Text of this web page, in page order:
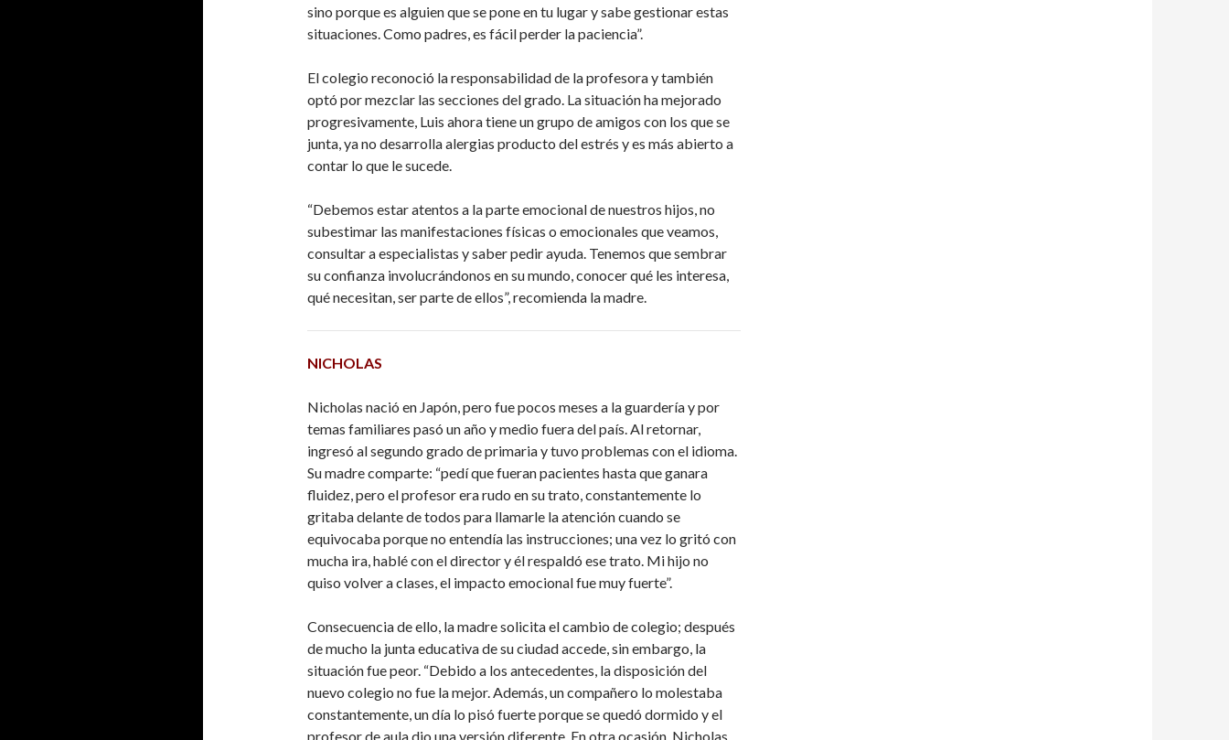
sino porque es alguien que se pone en tu lugar y sabe gestionar estas
situaciones. Como padres, es fácil perder la paciencia”.
El colegio reconoció la responsabilidad de la profesora y también
optó por mezclar las secciones del grado. La situación ha mejorado
progresivamente, Luis ahora tiene un grupo de amigos con los que se
junta, ya no desarrolla alergias producto del estrés y es más abierto a
contar lo que le sucede.
“Debemos estar atentos a la parte emocional de nuestros hijos, no
subestimar las manifestaciones físicas o emocionales que veamos,
consultar a especialistas y saber pedir ayuda. Tenemos que sembrar
su confianza involucrándonos en su mundo, conocer qué les interesa,
qué necesitan, ser parte de ellos”, recomienda la madre.
NICHOLAS
Nicholas nació en Japón, pero fue pocos meses a la guardería y por
temas familiares pasó un año y medio fuera del país. Al retornar,
ingresó al segundo grado de primaria y tuvo problemas con el idioma.
Su madre comparte: “pedí que fueran pacientes hasta que ganara
fluidez, pero el profesor era rudo en su trato, constantemente lo
gritaba delante de todos para llamarle la atención cuando se
equivocaba porque no entendía las instrucciones; una vez lo gritó con
mucha ira, hablé con el director y él respaldó ese trato. Mi hijo no
quiso volver a clases, el impacto emocional fue muy fuerte”.
Consecuencia de ello, la madre solicita el cambio de colegio; después
de mucho la junta educativa de su ciudad accede, sin embargo, la
situación fue peor. “Debido a los antecedentes, la disposición del
nuevo colegio no fue la mejor. Además, un compañero lo molestaba
constantemente, un día lo pisó fuerte porque se quedó dormido y el
profesor de aula dio una versión diferente. En otra ocasión, Nicholas